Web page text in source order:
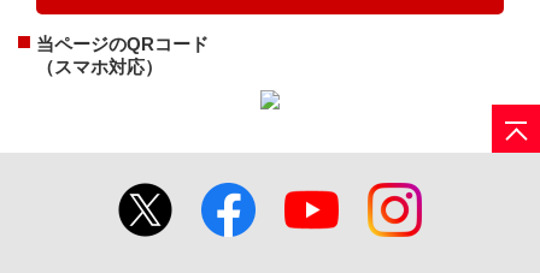
当ページのQRコード
（スマホ対応）